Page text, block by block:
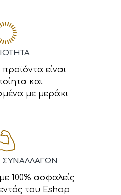
είναι
και
με μεράκι
ΣΥΝΑΛΛΑΓΩΝ
100% ασφαλείς
του Eshop